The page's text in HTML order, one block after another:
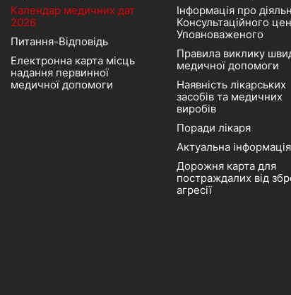
Календар медичних дат
2026
Питання-Відповідь
Електронна карта місць
надання первинної
медичної допомоги
Інформація про
Консультаційного
Уповноваженого
Правила виклику
медичної допомоги
Наявність лікарських
засобів та медичних
виробів
Поради лікаря
Актуальна інформація
Дорожня карта для
постраждалих від
агресії